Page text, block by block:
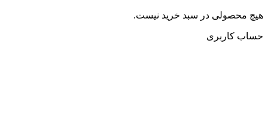
هیچ محصولی در سبد خرید نیست.
حساب کاربری